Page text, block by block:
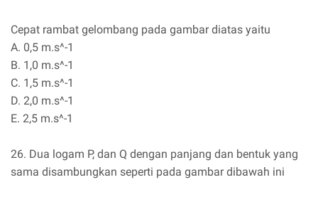
Cepat rambat gelombang pada gambar diatas yaitu
A. 0,5 m.s^-1
B. 1,0 m.s^-1
C. 1,5 m.s^-1
D. 2,0 m.s^-1
E. 2,5 m.s^-1
26. Dua logam P, dan Q dengan panjang dan bentuk yang
sama disambungkan seperti pada gambar dibawah ini